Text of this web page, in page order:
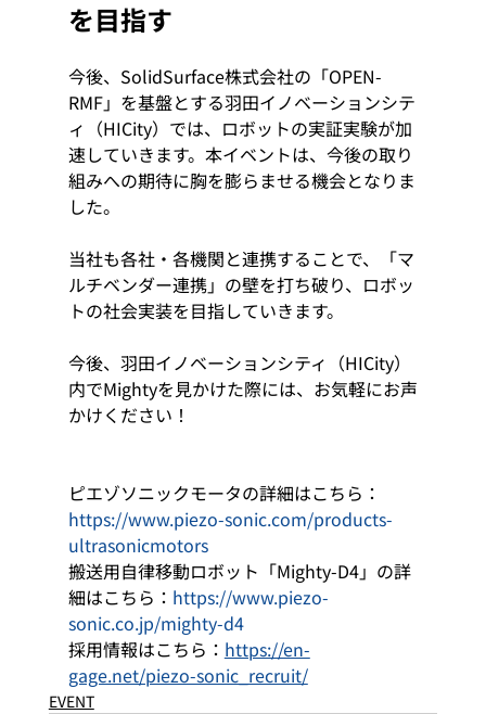
を目指す
今後、SolidSurface株式会社の「OPEN-
RMF」を基盤とする羽田イノベーションシテ
ィ（HICity）では、ロボットの実証実験が加
速していきます。本イベントは、今後の取り
組みへの期待に胸を膨らませる機会となりま
した。
当社も各社・各機関と連携することで、「マ
ルチベンダー連携」の壁を打ち破り、ロボッ
トの社会実装を目指していきます。
今後、羽田イノベーションシティ（HICity）
内でMightyを見かけた際には、お気軽にお声
かけください！
ピエゾソニックモータの詳細はこちら：
https://www.piezo-sonic.com/products-
ultrasonicmotors
搬送用自律移動ロボット「Mighty-D4」の詳
細はこちら： https://www.piezo-
sonic.co.jp/mighty-d4
採用情報はこちら： https://en-
gage.net/piezo-sonic_recruit/
EVENT